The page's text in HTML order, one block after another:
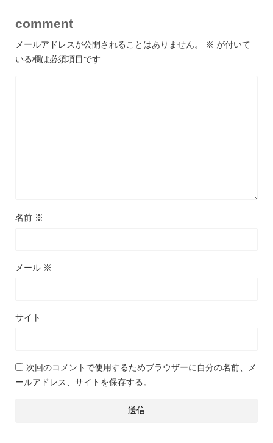
comment
メールアドレスが公開されることはありません。 ※ が付いて
いる欄は必須項目です
名前 ※
メール ※
サイト
次回のコメントで使用するためブラウザーに自分の名前、メ
ールアドレス、サイトを保存する。